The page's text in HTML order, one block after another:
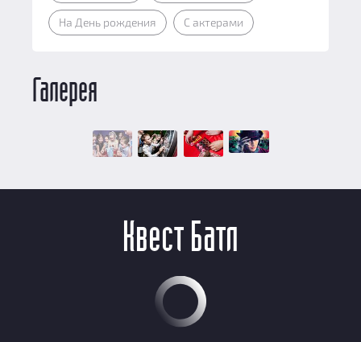
На День рождения С актерами
Галерея
Квест Батл